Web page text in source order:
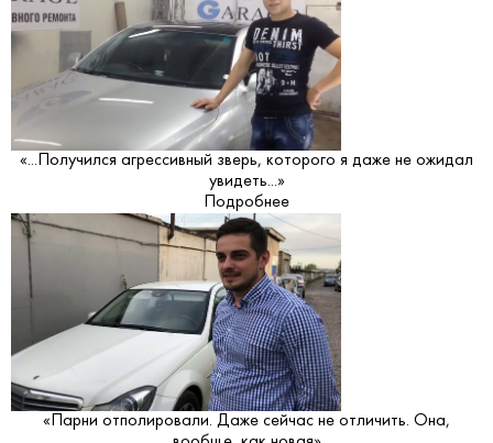
«...Получился агрессивный зверь, которого я даже не ожидал
увидеть...»
Подробнее
«Парни отполировали. Даже сейчас не отличить. Она,